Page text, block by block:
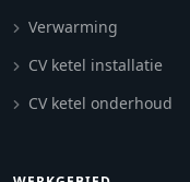
Verwarming
CV ketel installatie
CV ketel onderhoud